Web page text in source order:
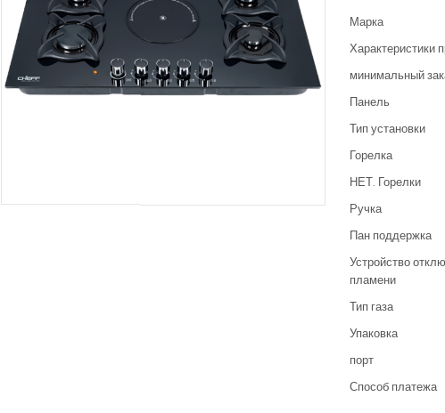
Марка
Характеристики
минимальный
Панель
Тип установки
Горелка
НЕТ. Горелки
Ручка
Пан поддержка
Устройство
пламени
Тип газа
Упаковка
порт
Способ платежа